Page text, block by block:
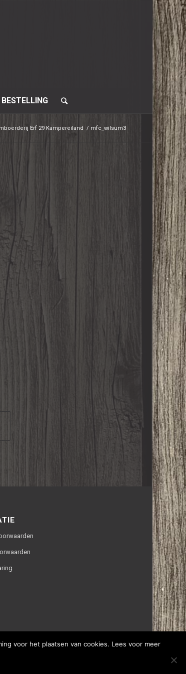
BESTELLING
Erf 29 Kampereiland / mfc_wilsum3
voor het plaatsen van cookies. Lees voor meer